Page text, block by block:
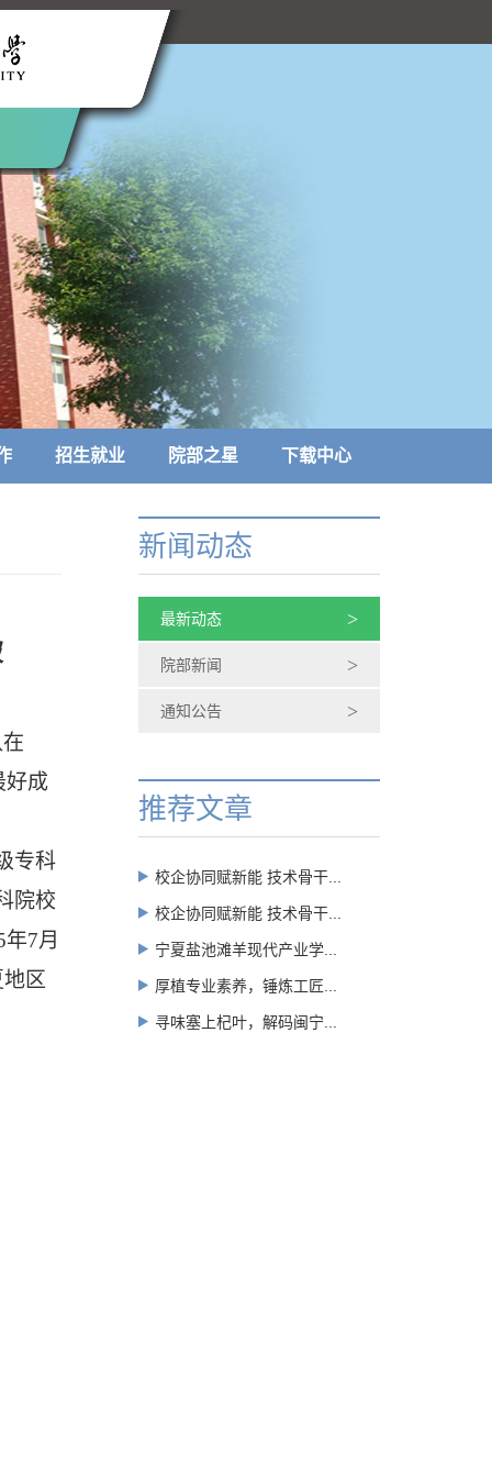
招生就业 院部之星 下载中心
好成
专科
院校
年7月
区
新闻动态
最新动态 >
院部新闻 >
通知公告 >
推荐文章
校企协同赋新能 技术骨干...
校企协同赋新能 技术骨干...
宁夏盐池滩羊现代产业学...
厚植专业素养，锤炼工匠...
寻味塞上杞叶，解码闽宁...